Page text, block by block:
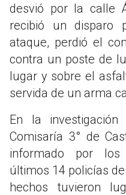
desvió por la calle
recibió un disparo
ataque, perdió el
contra un poste de
lugar y sobre el
servida de un arma
En la
Comisaría 3° de
informado por los
últimos 14 policías
hechos tuvieron